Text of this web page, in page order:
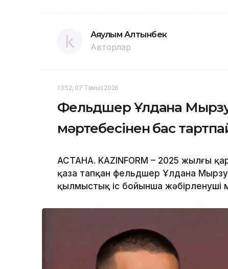
Аяулым Алтынбек
Авторлар
13:52, 07 Тамыз 2026
Фельдшер Ұлдана
мәртебесінен бас
АСТАНА. KAZINFORM – 2025 жылғы
қаза тапқан фельдшер Ұлдана
қылмыстық іс бойынша жәбірленуші